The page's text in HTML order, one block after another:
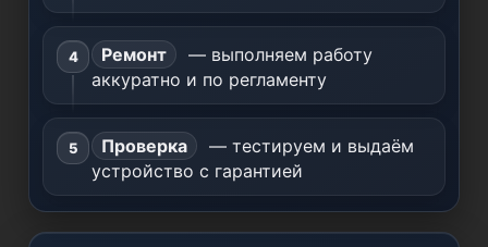
Ремонт
— выполняем работу
аккуратно и по регламенту
Проверка
— тестируем и выдаём
устройство с гарантией